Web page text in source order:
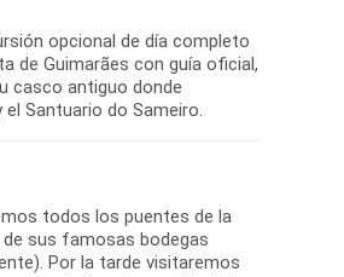
opcional de día completo
de Guimarães con guía oficial,
casco antiguo donde
el Santuario do Sameiro.
todos los puentes de la
de sus famosas bodegas
Por la tarde visitaremos